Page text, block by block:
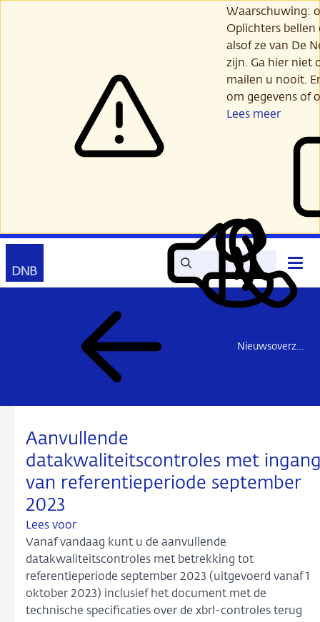
Waarschuwing:
Oplichters
alsof ze van De
zijn. Ga hier niet
mailen u nooit.
om gegevens of
Lees meer
Zoek Lees
voor
Mijn
DNB
Contact
Nieuwsoverzicht
Aanvullende
datakwaliteitscontroles met
van referentieperiode september
2023
Lees voor
Vanaf vandaag kunt u de aanvullende
datakwaliteitscontroles met betrekking tot
referentieperiode september 2023 (uitgevoerd vanaf 1
oktober 2023) inclusief het document met de
technische specificaties over de xbrl-controles terug